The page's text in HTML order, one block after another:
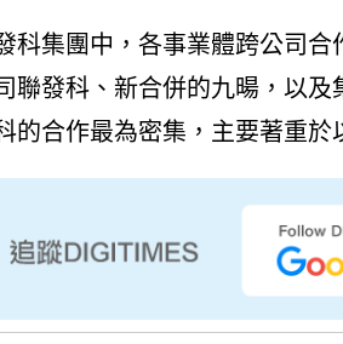
科集團中，各事業體跨公司
聯發科、新合併的九暘，以
的合作最為密集，主要著重於